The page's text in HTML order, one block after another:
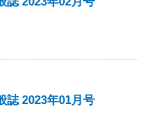
誌 2023年01月号